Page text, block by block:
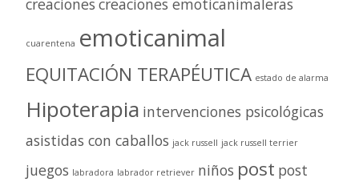
cuarentena emoticanimal
EQUITACIÓN TERAPÉUTICA estado de alarma
Hipoterapia intervenciones psicológicas
asistidas con caballos jack russell jack russell terrier
juegos labradora labrador retriever niños post post